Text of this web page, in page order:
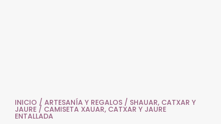
INICIO / ARTESANÍA Y REGALOS / SHAUAR, CATXAR Y
JAURE / CAMISETA XAUAR, CATXAR Y JAURE
ENTALLADA